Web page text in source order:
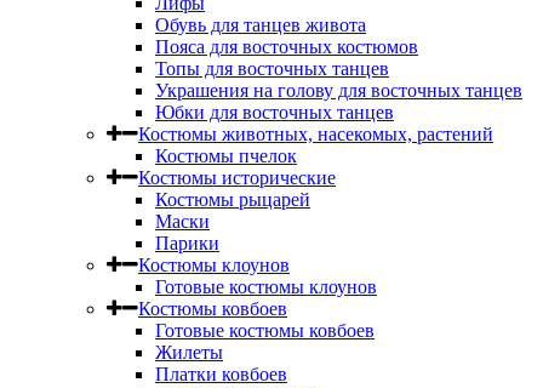
Обувь для танцев живота
Пояса для восточных костюмов
Топы для восточных танцев
Украшения на голову для восточных танцев
Юбки для восточных танцев
Костюмы животных, насекомых, растений
Костюмы пчелок
Костюмы исторические
Костюмы рыцарей
Маски
Парики
Костюмы клоунов
Готовые костюмы клоунов
Костюмы ковбоев
Готовые костюмы ковбоев
Жилеты
Платки ковбоев